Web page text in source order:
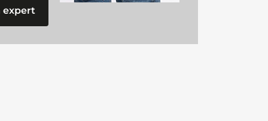
expert